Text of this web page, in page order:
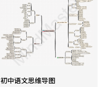
初中语文思维导图